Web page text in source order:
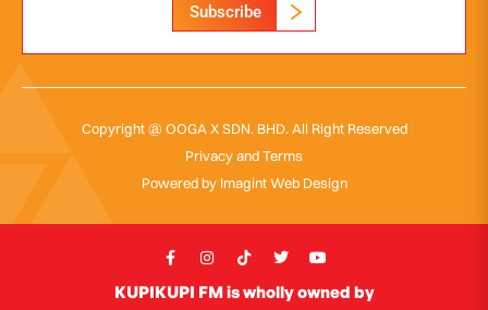
Subscribe
Copyright @ OOGA X SDN. BHD. All Right Reserved
Privacy and Terms
Powered by Imagint Web Design
KUPIKUPI FM is wholly owned by